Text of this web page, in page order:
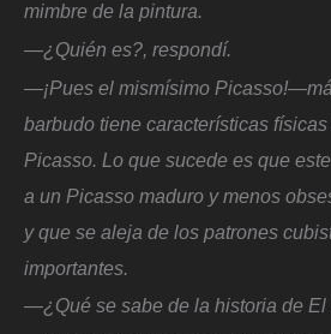
mimbre de la pintura.
—¿Quién es?, respondí.
—¡Pues el mismísimo
barbudo tiene características
Picasso. Lo que sucede es que
a un Picasso maduro y menos
y que se aleja de los patrones
importantes.
—¿Qué se sabe de la historia de El